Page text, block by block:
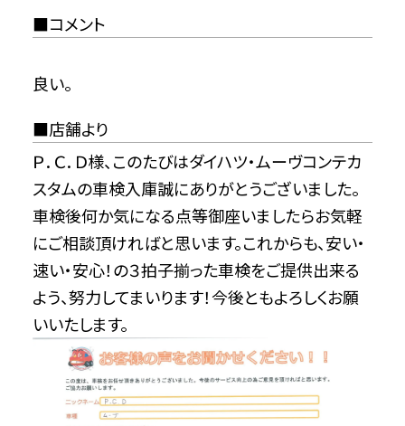
コメント
良い。
店舗より
Ｐ．Ｃ．Ｄ様、このたびはダイハツ・ムーヴコンテカ
スタムの車検入庫誠にありがとうございました。
車検後何か気になる点等御座いましたらお気軽
にご相談頂ければと思います。これからも、安い・
速い・安心！の３拍子揃った車検をご提供出来る
よう、努力してまいります！今後ともよろしくお願
いいたします。